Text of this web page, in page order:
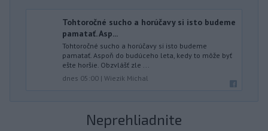
Tohtoročné sucho a horúčavy si isto budeme
pamatať. Asp...
Tohtoročné sucho a horúčavy si isto budeme
pamatať. Aspoň do budúceho leta, kedy to môže byť
ešte horšie. Obzvlášť zle ...
dnes 05:00 | Wiezik Michal
Neprehliadnite